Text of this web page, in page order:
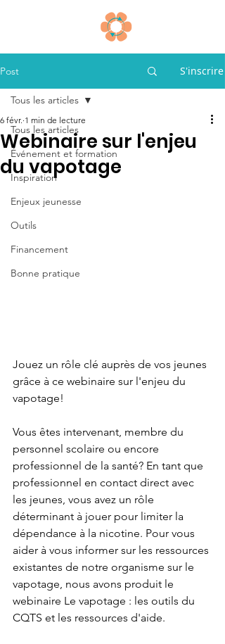
Post S'inscrire
Tous les articles
Événement et formation
Inspiration
Enjeux jeunesse
Outils
Financement
Bonne pratique
Tous les articles
Webinaire sur l'enjeu
du vapotage
6 févr. 1 min de lecture
Jouez un rôle clé auprès de vos jeunes
grâce à ce webinaire sur l'enjeu du
vapotage!
Vous êtes intervenant, membre du
personnel scolaire ou encore
professionnel de la santé? En tant que
professionnel en contact direct avec
les jeunes, vous avez un rôle
déterminant à jouer pour limiter la
dépendance à la nicotine. Pour vous
aider à vous informer sur les ressources
existantes de notre organisme sur le
vapotage, nous avons produit le
webinaire Le vapotage : les outils du
CQTS et les ressources d'aide.